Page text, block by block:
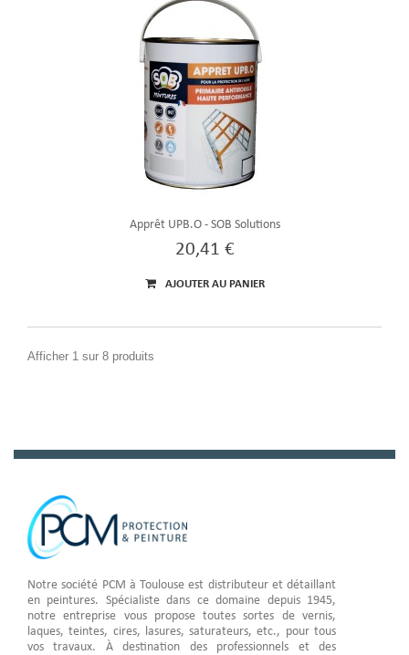
Apprêt UPB.O - SOB Solutions
20,41 €
AJOUTER AU PANIER
Afficher 1 sur 8 produits
Notre société PCM à Toulouse est distributeur et détaillant
en peintures. Spécialiste dans ce domaine depuis 1945,
notre entreprise vous propose toutes sortes de vernis,
laques, teintes, cires, lasures, saturateurs, etc., pour tous
vos travaux. À destination des professionnels et des